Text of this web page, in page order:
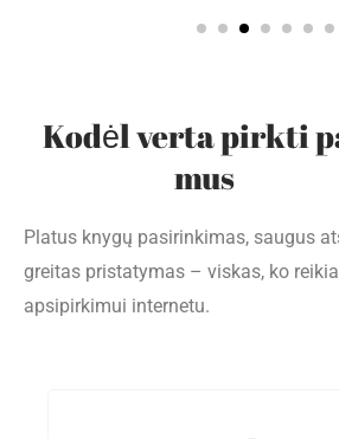
Kodėl verta pirkti
mus
Platus knygų pasirinkimas, saugus
greitas pristatymas – viskas, ko
apsipirkimui internetu.